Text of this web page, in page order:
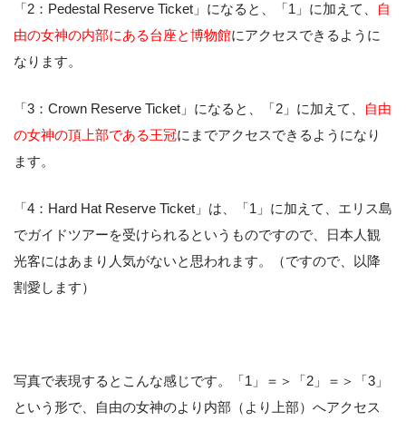
「2：Pedestal Reserve Ticket」になると、「1」に加えて、
自
由の女神の内部にある台座と博物館にアクセスできるように
なります。
「3：Crown Reserve Ticket」になると、「2」に加えて、
自由
の女神の頂上部である王冠にまでアクセスできるようになり
ます。
「4：Hard Hat Reserve Ticket」は、「1」に加えて、エリス島
でガイドツアーを受けられるというものですので、日本人観
光客にはあまり人気がないと思われます。（ですので、以降
割愛します）
写真で表現するとこんな感じです。「1」＝＞「2」＝＞「3」
という形で、自由の女神のより内部（より上部）へアクセス